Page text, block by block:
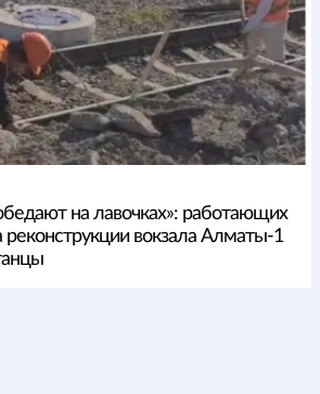
на лавочках»: работающих
реконструкции вокзала Алматы-1